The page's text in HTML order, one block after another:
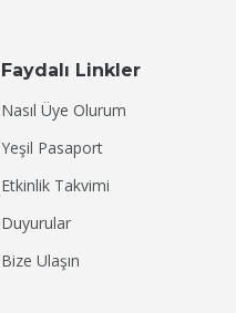
Faydalı Linkler
Nasıl Üye Olurum
Yeşil Pasaport
Etkinlik Takvimi
Duyurular
Bize Ulaşın